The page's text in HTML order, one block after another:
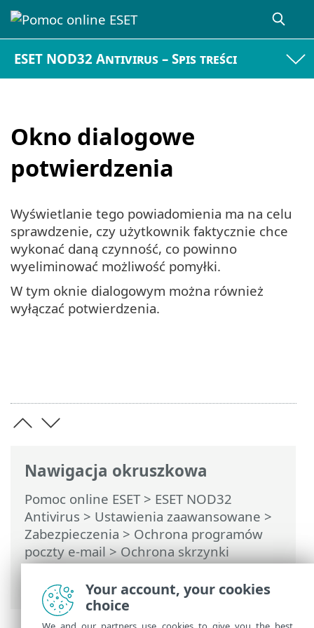
ESET NOD32 Antivirus – Spis treści
Okno dialogowe
potwierdzenia
Nawigacja okruszkowa
Pomoc online ESET> ESET NOD32
Antivirus > Ustawienia zaawansowane >
Zabezpieczenia > Ochrona programów
poczty e-mail>Ochrona skrzynki
pocztowej>Integracje> Okno dialogowe
potwierdzenia
Wyświetlanie tego powiadomienia ma na celu
sprawdzenie, czy użytkownik faktycznie chce
wykonać daną czynność, co powinno
wyeliminować możliwość pomyłki.
W tym oknie dialogowym można również
wyłączać potwierdzenia.
Your account, your cookies
choice